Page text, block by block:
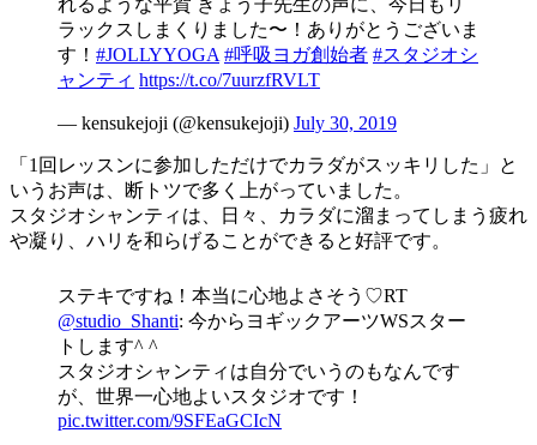
ラックスしまくりました〜！ありがとうございま
す！ #JOLLYYOGA #呼吸ヨガ創始者 #スタジオシ
ャンティ https://t.co/7uurzfRVLT
— kensukejoji (@kensukejoji) July 30, 2019
「1回レッスンに参加しただけでカラダがスッキリした」
と
いうお声は、断トツで多く上がっていました。
スタジオシャンティは、日々、カラダに溜まってしまう疲れ
や凝り、ハリを和らげることができると好評です。
ステキですね！本当に心地よさそう♡RT
@studio_Shanti: 今からヨギックアーツWSスター
トします^ ^
スタジオシャンティは自分でいうのもなんです
が、世界一心地よいスタジオです！
pic.twitter.com/9SFEaGCIcN